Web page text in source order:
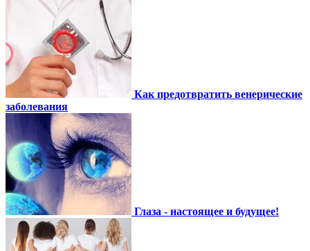
Как предотвратить венерические
заболевания
Глаза - настоящее и будущее!